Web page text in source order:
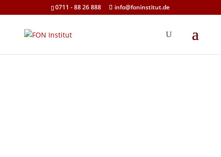
0711 - 88 26 888 info@foninstitut.de